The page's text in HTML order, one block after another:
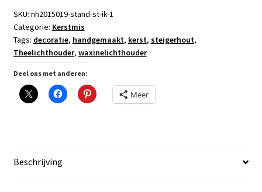
Steigerhout
aantal
SKU: nh2015019-stand-st-ik-1
Categorie: Kerstmis
Tags: decoratie, handgemaakt, kerst, steigerhout,
Theelichthouder, waxinelichthouder
Deel ons met anderen:
Meer
Beschrijving